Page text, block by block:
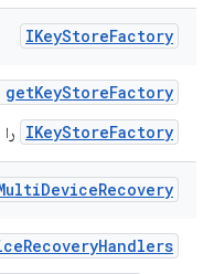
IKeyStoreFactory
getKeyStoreFactory
IKeyStoreFactory
DeviceRecovery
RecoveryHandlers